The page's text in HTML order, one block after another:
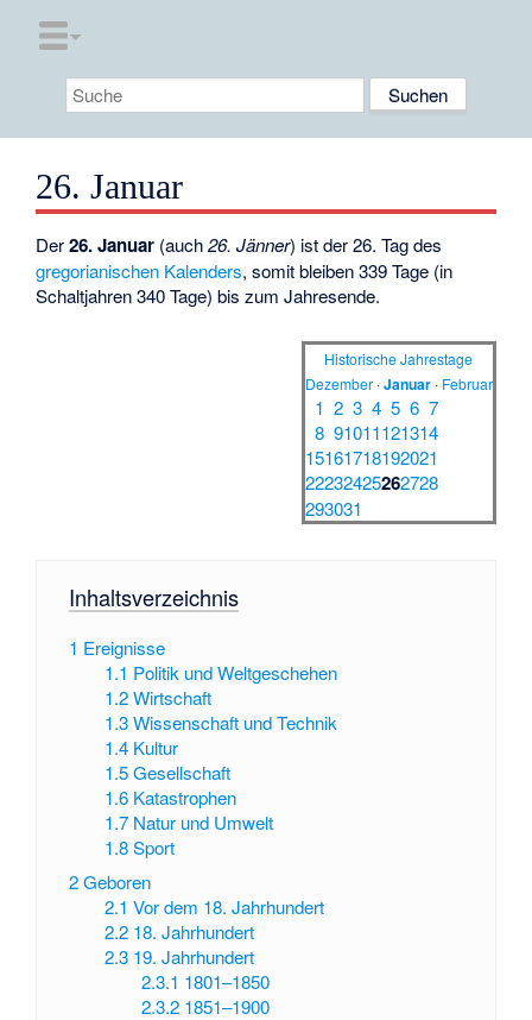
26. Januar
Der26. Januar (auch26. Jänner) ist der 26. Tag des
gregorianischen Kalenders, somit bleiben 339 Tage (in
Schaltjahren 340 Tage) bis zum Jahresende.
Historische Jahrestage
Dezember·Januar· Februar
1 2 3 4 5 6 7
8 91011121314
15161718192021
22232425262728
293031
Inhaltsverzeichnis
1 Ereignisse
1.1 Politik und Weltgeschehen
1.2 Wirtschaft
1.3 Wissenschaft und Technik
1.4 Kultur
1.5 Gesellschaft
1.6 Katastrophen
1.7 Natur und Umwelt
1.8 Sport
2Geboren
2.1 Vor dem 18. Jahrhundert
2.2 18. Jahrhundert
2.3 19. Jahrhundert
2.3.1 1801–1850
2.3.2 1851–1900